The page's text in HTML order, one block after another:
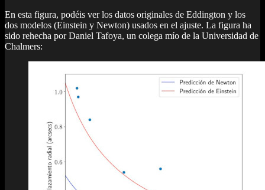
En esta figura, podéis ver los datos originales de Eddington y los
dos modelos (Einstein y Newton) usados en el ajuste. La figura ha
sido rehecha por Daniel Tafoya, un colega mío de la Universidad de
Chalmers: